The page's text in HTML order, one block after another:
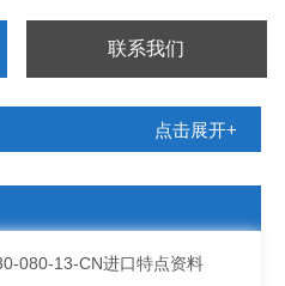
联系我们
点击展开+
080-13-CN进口特点资料